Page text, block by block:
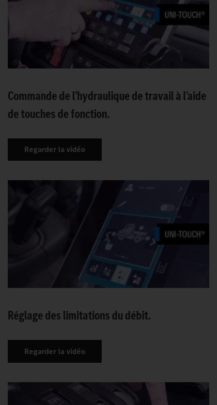
Commande de l'hydraulique de travail à l'aide
de touches de fonction.
Regarder la vidéo
Réglage des limitations du débit.
Regarder la vidéo